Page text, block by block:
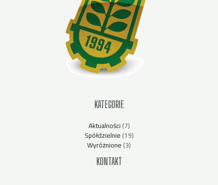
KATEGORIE
Aktualności(7)
Spółdzielnie(19)
Wyróżnione(3)
KONTAKT